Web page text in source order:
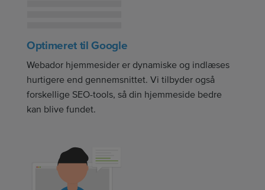
Optimeret til Google
Webador hjemmesider er dynamiske og indlæses
hurtigere end gennemsnittet. Vi tilbyder også
forskellige SEO-tools, så din hjemmeside bedre
kan blive fundet.